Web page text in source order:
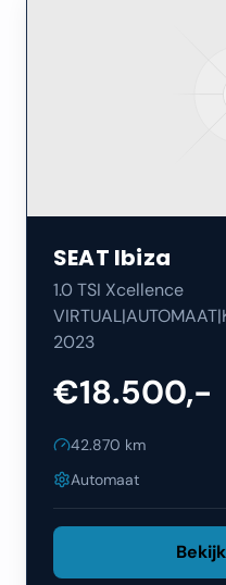
SEAT Ibiza
1.0 TSI Xcellence
2023
€18.500,-
42.870 km
Automaat